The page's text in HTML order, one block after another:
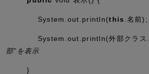
System. out println(this .名前);
System. out println(外部クラス
部”を表示
}